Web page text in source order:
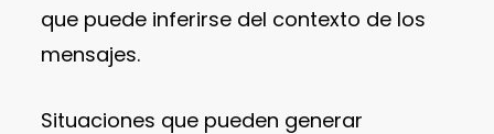
que puede inferirse del contexto de los
mensajes.
Situaciones que pueden generar